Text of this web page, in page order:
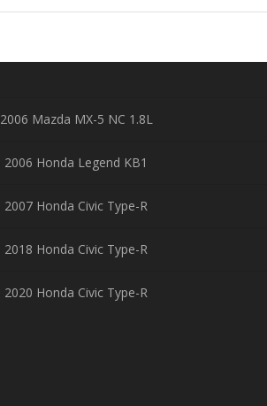
2006 Mazda MX-5 NC 1.8L
2006 Honda Legend KB1
2007 Honda Civic Type-R
2018 Honda Civic Type-R
2020 Honda Civic Type-R